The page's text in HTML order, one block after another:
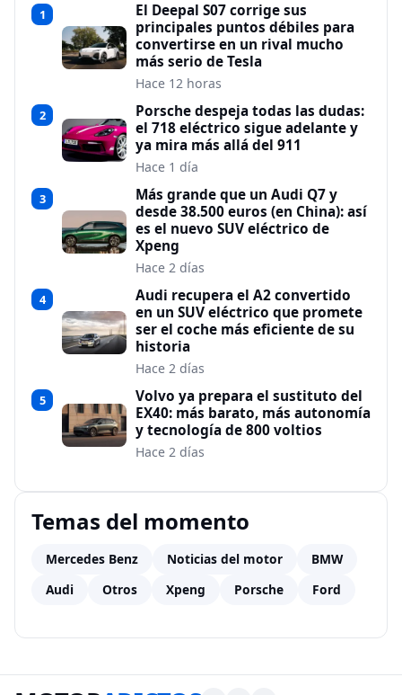
1
El Deepal S07 corrige sus
principales puntos débiles para
convertirse en un rival mucho
más serio de Tesla
Hace 12 horas
2
Porsche despeja todas las dudas:
el 718 eléctrico sigue adelante y
ya mira más allá del 911
Hace 1 día
3
Más grande que un Audi Q7 y
desde 38.500 euros (en China): así
es el nuevo SUV eléctrico de
Xpeng
Hace 2 días
4
Audi recupera el A2 convertido
en un SUV eléctrico que promete
ser el coche más eficiente de su
historia
Hace 2 días
5
Volvo ya prepara el sustituto del
EX40: más barato, más autonomía
y tecnología de 800 voltios
Hace 2 días
Temas del momento
Mercedes Benz Noticias del motor
BMW
Audi
Otros Xpeng Porsche Ford